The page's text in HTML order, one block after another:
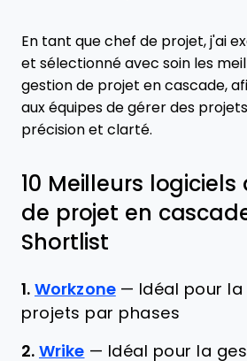
En tant que chef de projet, j'ai
et sélectionné avec soin les
gestion de projet en cascade,
aux équipes de gérer des
précision et clarté.
10 Meilleurs
de projet en
Shortlist
1. Workzone — Idéal pour
projets par phases
2. Wrike — Idéal pour la